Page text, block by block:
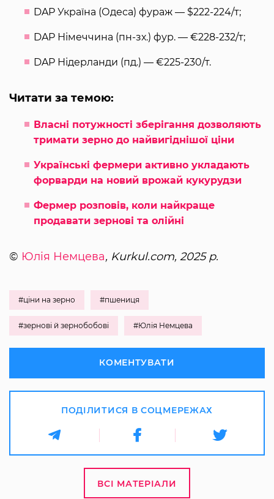
DAP Україна (Одеса) фураж — $222-224/т;
DAP Німеччина (пн-зх.) фур. — €228-232/т;
DAP Нідерланди (пд.) — €225-230/т.
Читати за темою:
Власні потужності зберігання дозволяють
тримати зерно до найвигіднішої ціни
Українські фермери активно укладають
форварди на новий врожай кукурудзи
Фермер розповів, коли найкраще
продавати зернові та олійні
© Юлія Немцева, Kurkul.com, 2025 р.
#ціни на зерно #пшениця
#зернові й зернобобові #Юлія Немцева
КОМЕНТУВАТИ
ПОДІЛИТИСЯ В СОЦМЕРЕЖАХ
ВСІ МАТЕРІАЛИ